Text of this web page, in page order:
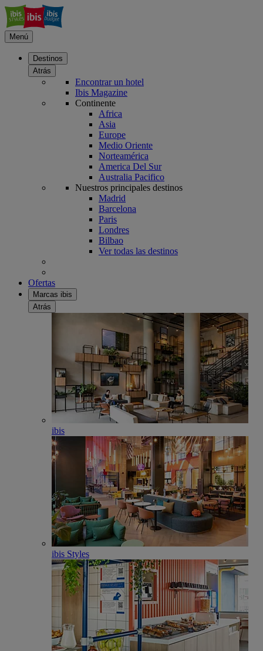
Menú
Destinos
Atrás
Encontrar un hotel
Ibis Magazine
Continente
Africa
Asia
Europe
Medio Oriente
Norteamérica
America Del Sur
Australia Pacifico
Nuestros principales destinos
Madrid
Barcelona
Paris
Londres
Bilbao
Ver todas las destinos
Ofertas
Marcas ibis
Atrás
ibis
ibis Styles